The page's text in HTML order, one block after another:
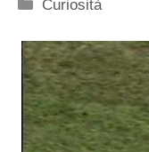
Curiosità